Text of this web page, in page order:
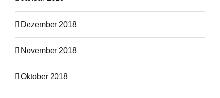
Dezember 2018
November 2018
Oktober 2018